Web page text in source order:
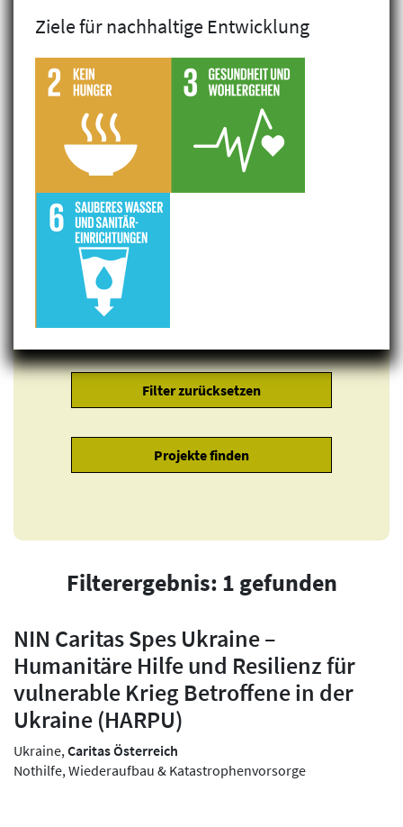
Klimagerechtigkeit
Geschlechtergerechtigkeit
Filterergebnis: 1 gefunden
NIN Caritas Spes Ukraine –
Humanitäre Hilfe und Resilienz für
vulnerable Krieg Betroffene in der
Ukraine (HARPU)
Ukraine, Caritas Österreich
Nothilfe, Wiederaufbau & Katastrophenvorsorge
Ziele für nachhaltige Entwicklung